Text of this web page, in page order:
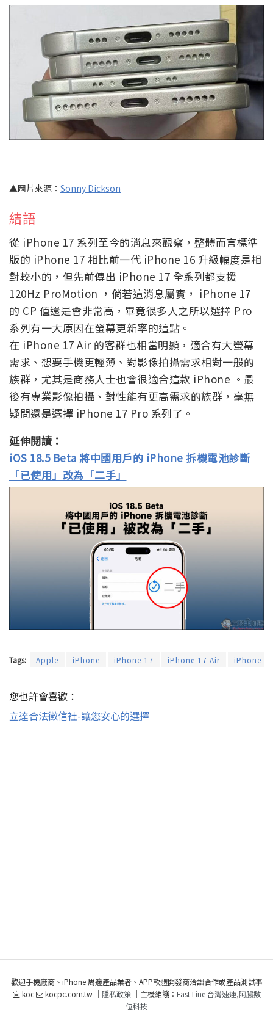
▲圖片來源： Sonny Dickson
結語
從 iPhone 17 系列至今的消息來觀察，整體而言標準
版的 iPhone 17 相比前一代 iPhone 16 升級幅度是相
對較小的，但先前傳出 iPhone 17 全系列都支援
120Hz ProMotion ，倘若這消息屬實， iPhone 17
的 CP 值還是會非常高，畢竟很多人之所以選擇 Pro
系列有一大原因在螢幕更新率的這點。
在 iPhone 17 Air 的客群也相當明顯，適合有大螢幕
需求、想要手機更輕薄、對影像拍攝需求相對一般的
族群，尤其是商務人士也會很適合這款 iPhone 。最
後有專業影像拍攝、對性能有更高需求的族群，毫無
疑問還是選擇 iPhone 17 Pro 系列了。
延伸閱讀：
iOS 18.5 Beta 將中國用戶的 iPhone 拆機電池診斷
「已使用」改為「二手」
Tags: Apple iPhone iPhone 17 iPhone 17 Air iPhone
您也許會喜歡：
立達合法徵信社-讓您安心的選擇
歡迎手機廠商、iPhone 周邊產品業者、APP軟體開發商洽談合作或產品測試事
宜 koc
kocpc.com.tw ｜ 隱私政策｜主機維護： Fast Line 台灣速連,阿腸數
位科技